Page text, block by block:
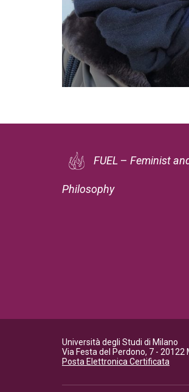
FUEL – Feminist
Philosophy
Università degli Studi di Milano
Via Festa del Perdono, 7 - 20122
Posta Elettronica Certificata